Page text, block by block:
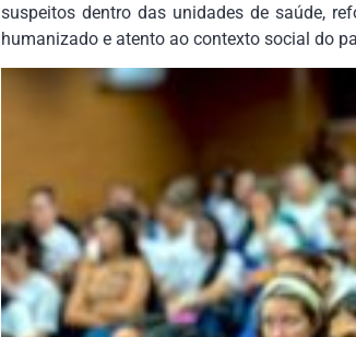
suspeitos dentro das unidades de saúde,
humanizado e atento ao contexto social do